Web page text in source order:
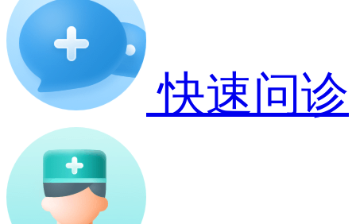
快速问诊